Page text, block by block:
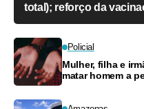
total); reforço da
Policial
Mulher, filha e
matar homem a